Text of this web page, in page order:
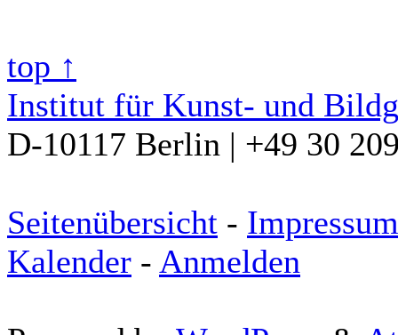
top ↑
Institut für Kunst- und
D-10117 Berlin | +49 30
Seitenübersicht - Impressum
Kalender - Anmelden